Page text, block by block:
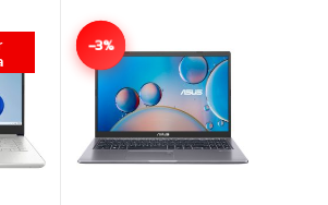
-3%